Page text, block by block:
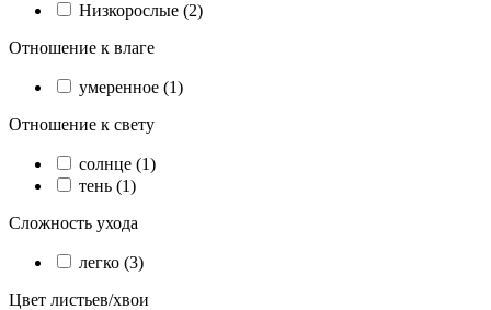
Низкорослые (2)
Отношение к влаге
умеренное (1)
Отношение к свету
солнце (1)
тень (1)
Сложность ухода
легко (3)
Цвет листьев/хвои